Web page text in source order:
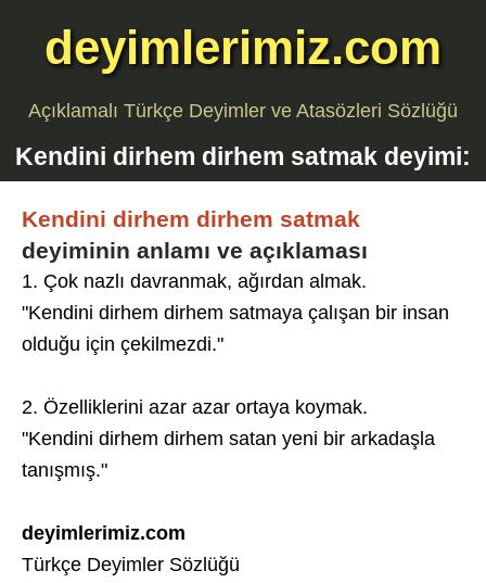
deyimlerimiz.com
Açıklamalı Türkçe Deyimler ve Atasözleri Sözlüğü
Kendini dirhem dirhem satmak deyimi:
Kendini dirhem dirhem satmak
deyiminin anlamı ve açıklaması
1. Çok nazlı davranmak, ağırdan almak.
"Kendini dirhem dirhem satmaya çalışan bir insan
olduğu için çekilmezdi."
2. Özelliklerini azar azar ortaya koymak.
"Kendini dirhem dirhem satan yeni bir arkadaşla
tanışmış."
deyimlerimiz.com
Türkçe Deyimler Sözlüğü